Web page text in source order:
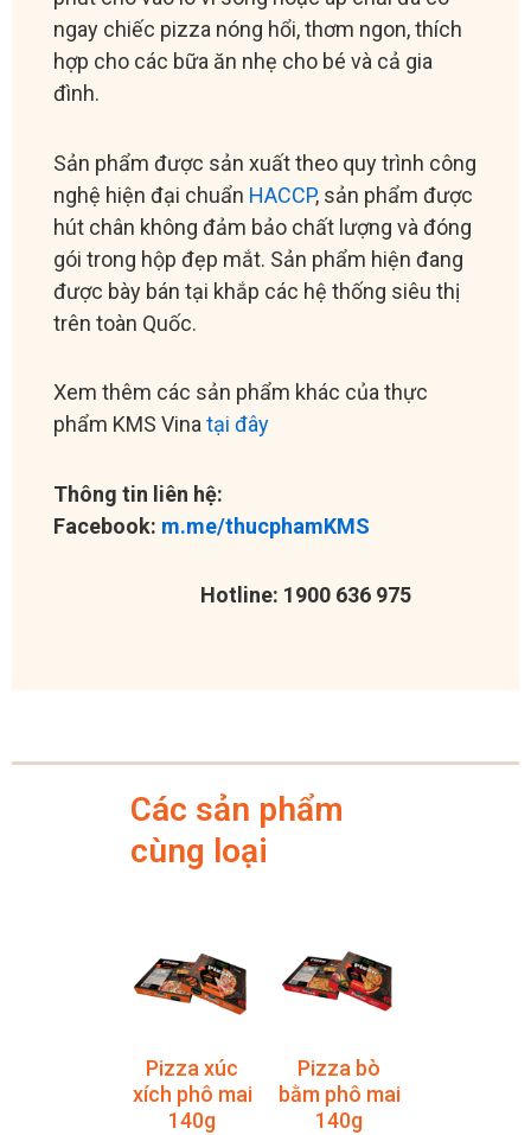
ngay chiếc pizza nóng hổi, thơm ngon, thích
hợp cho các bữa ăn nhẹ cho bé và cả gia
đình.
Sản phẩm được sản xuất theo quy trình công
nghệ hiện đại chuẩn HACCP, sản phẩm được
hút chân không đảm bảo chất lượng và đóng
gói trong hộp đẹp mắt. Sản phẩm hiện đang
được bày bán tại khắp các hệ thống siêu thị
trên toàn Quốc.
Xem thêm các sản phẩm khác của thực
phẩm KMS Vinatại đây
Thông tin liên hệ:
Facebook: m.me/thucphamKMS
Hotline: 1900 636 975
Các sản phẩm
cùng loại
Pizza xúc
xích phô mai
140g
Pizza bò
bằm phô mai
140g